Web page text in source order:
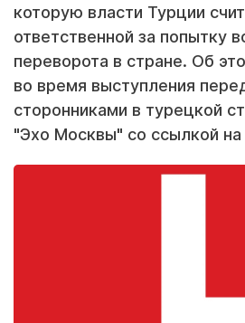
которую власти Турции
ответственной за попытку
переворота в стране. Об
во время выступления
сторонниками в турецкой
"Эхо Москвы" со ссылкой